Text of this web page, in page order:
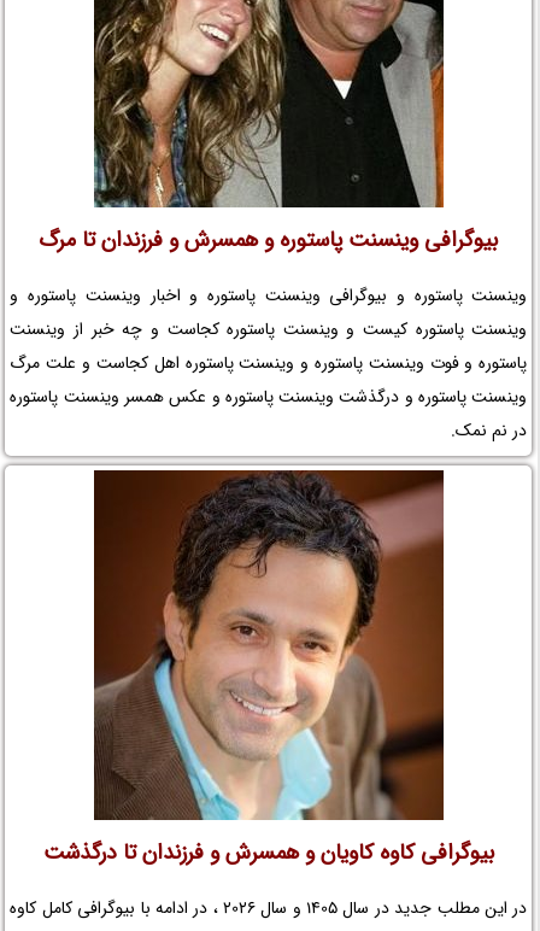
بیوگرافی وینسنت پاستوره و همسرش و فرزندان تا مرگ
وینسنت پاستوره و بیوگرافی وینسنت پاستوره و اخبار وینسنت پاستوره و
وینسنت پاستوره کیست و وینسنت پاستوره کجاست و چه خبر از وینسنت
پاستوره و فوت وینسنت پاستوره و وینسنت پاستوره اهل کجاست و علت مرگ
وینسنت پاستوره و درگذشت وینسنت پاستوره و عکس همسر وینسنت پاستوره
در نم نمک.
بیوگرافی کاوه کاویان و همسرش و فرزندان تا درگذشت
در این مطلب جدید در سال 1405 و سال 2026 ، در ادامه با بیوگرافی کامل کاوه